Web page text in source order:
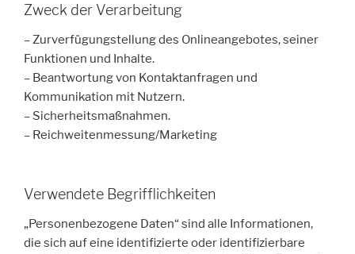
Zweck der Verarbeitung
– Zurverfügungstellung des Onlineangebotes, seiner
Funktionen und Inhalte.
– Beantwortung von Kontaktanfragen und
Kommunikation mit Nutzern.
– Sicherheitsmaßnahmen.
– Reichweitenmessung/Marketing
Verwendete Begrifflichkeiten
„Personenbezogene Daten“ sind alle Informationen,
die sich auf eine identifizierte oder identifizierbare